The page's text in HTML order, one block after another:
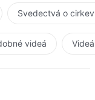
Svedectvá o
videá